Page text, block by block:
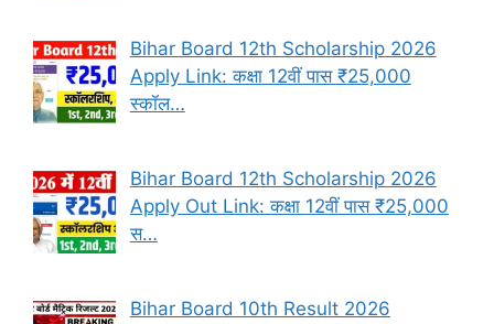
Bihar Board 12th Scholarship 2026
Apply Link: कक्षा 12वीं पास ₹25,000
स्कॉल…
Bihar Board 12th Scholarship 2026
Apply Out Link: कक्षा 12वीं पास ₹25,000
स…
Bihar Board 10th Result 2026